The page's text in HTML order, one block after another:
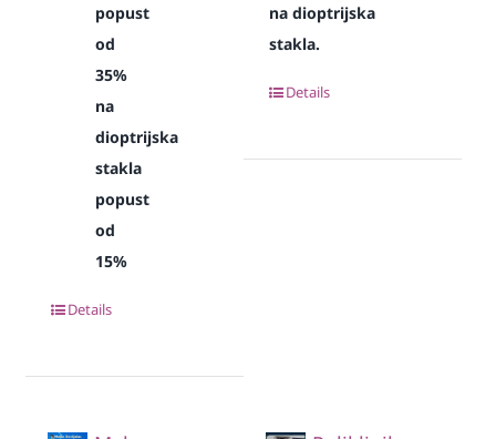
popust
od
35%
na
dioptrijska
stakla
popust
od
15%
Details
na dioptrijska
stakla.
Details